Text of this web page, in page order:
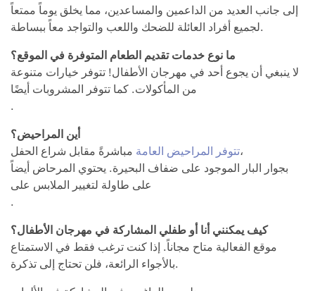
إلى جانب العديد من الداعمين والمساعدين، مما يخلق يوماً ممتعاً
لجميع أفراد العائلة للضحك واللعب والتواجد معاً ببساطة.
ما نوع خدمات تقديم الطعام المتوفرة في الموقع؟
لا ينبغي أن يجوع أحد في مهرجان الأطفال! تتوفر خيارات متنوعة
من المأكولات. كما تتوفر المشروبات أيضًا
.
أين المراحيض؟
تتوفر المراحيض العامةمباشرةً مقابل شراع الحفل،
بجوار البار الموجود على ضفاف البحيرة. يحتوي المرحاض أيضاً
على طاولة لتغيير الملابس على
.
كيف يمكنني أنا أو طفلي المشاركة في مهرجان الأطفال؟
موقع الفعالية متاح مجاناً. إذا كنت ترغب فقط في الاستمتاع
بالأجواء الرائعة، فلن تحتاج إلى تذكرة.